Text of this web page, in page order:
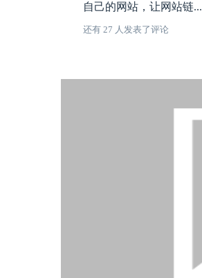
自己的网站，让网站链...
还有 27 人发表了评论